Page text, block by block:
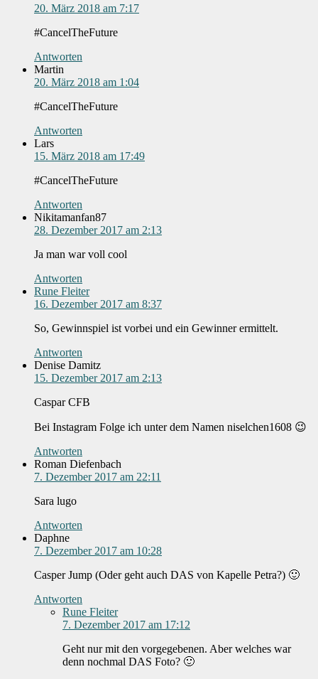
20. März 2018 am 7:17
#CancelTheFuture
Antworten
Martin
20. März 2018 am 1:04
#CancelTheFuture
Antworten
Lars
15. März 2018 am 17:49
#CancelTheFuture
Antworten
Nikitamanfan87
28. Dezember 2017 am 2:13
Ja man war voll cool
Antworten
Rune Fleiter
16. Dezember 2017 am 8:37
So, Gewinnspiel ist vorbei und ein Gewinner ermittelt.
Antworten
Denise Damitz
15. Dezember 2017 am 2:13
Caspar CFB
Bei Instagram Folge ich unter dem Namen niselchen1608 😉
Antworten
Roman Diefenbach
7. Dezember 2017 am 22:11
Sara lugo
Antworten
Daphne
7. Dezember 2017 am 10:28
Casper Jump (Oder geht auch DAS von Kapelle Petra?) 🙂
Antworten
Rune Fleiter
7. Dezember 2017 am 17:12
Geht nur mit den vorgegebenen. Aber welches war
denn nochmal DAS Foto? 🙂